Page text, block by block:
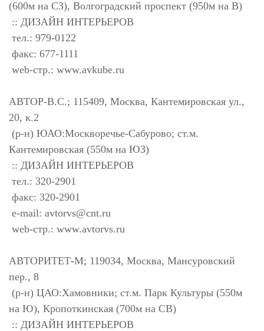
(600м на СЗ), Волгоградский проспект (950м на В)
:: ДИЗАЙН ИНТЕРЬЕРОВ
тел.: 979-0122
факс: 677-1111
web-стр.: www.avkube.ru
АВТОР-В.С.; 115409, Москва, Кантемировская ул.,
20, к.2
(р-н) ЮАО:Москворечье-Сабурово; ст.м.
Кантемировская (550м на ЮЗ)
:: ДИЗАЙН ИНТЕРЬЕРОВ
тел.: 320-2901
факс: 320-2901
e-mail: avtorvs@cnt.ru
web-стр.: www.avtorvs.ru
АВТОРИТЕТ-М; 119034, Москва, Мансуровский
пер., 8
(р-н) ЦАО:Хамовники; ст.м. Парк Культуры (550м
на Ю), Кропоткинская (700м на СВ)
:: ДИЗАЙН ИНТЕРЬЕРОВ